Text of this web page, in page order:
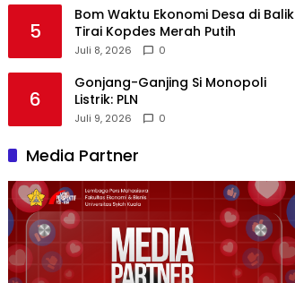
5
Bom Waktu Ekonomi Desa di Balik
Tirai Kopdes Merah Putih
Juli 8, 2026 0
6
Gonjang-Ganjing Si Monopoli
Listrik: PLN
Juli 9, 2026 0
Media Partner